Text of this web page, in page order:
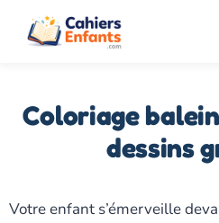
Coloriage
dessins
Votre enfant s’émerveille